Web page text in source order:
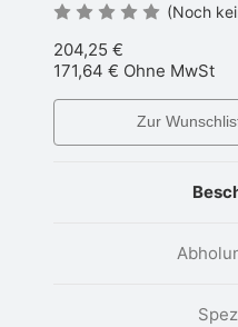
(Noch
204,25 €
171,64 € Ohne MwSt
Zur